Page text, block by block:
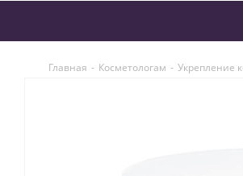
Главная - Косметологам - Укрепление